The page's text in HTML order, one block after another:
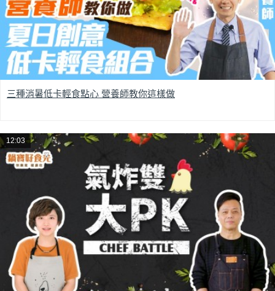
三種消暑低卡輕食點心 營養師教你這樣做
12:03